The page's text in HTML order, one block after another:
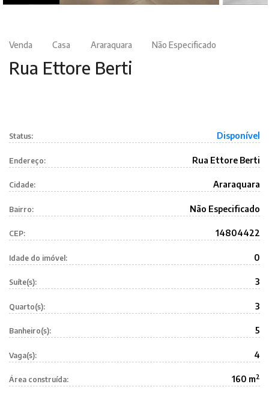
Venda Casa Araraquara Não Especificado
Rua Ettore Berti
Status: Disponível
Endereço: Rua Ettore Berti
Cidade: Araraquara
Bairro: Não Especificado
CEP: 14804422
Idade do imóvel: 0
Suíte(s): 3
Quarto(s): 3
Banheiro(s): 5
Vaga(s): 4
Área construída: 160 m2